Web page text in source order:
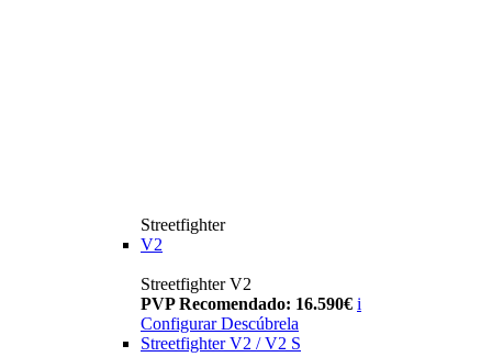
Streetfighter
V2
Streetfighter V2
PVP Recomendado: 16.590€ i
Configurar Descúbrela
Streetfighter V2 / V2 S